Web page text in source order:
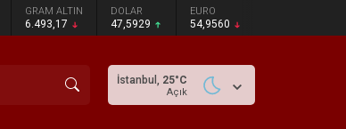
GRAM ALTIN
6.493,17
DOLAR
47,5929
EURO
54,9560
İstanbul, 25°C
Açık